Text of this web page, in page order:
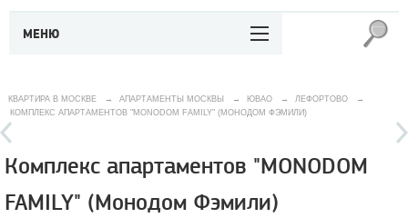
МЕНЮ
КВАРТИРА В МОСКВЕ → АПАРТАМЕНТЫ МОСКВЫ → ЮВАО → ЛЕФОРТОВО
→
КОМПЛЕКС АПАРТАМЕНТОВ "MONODOM FAMILY" (МОНОДОМ ФЭМИЛИ)
Комплекс апартаментов "MONODOM
FAMILY" (Монодом Фэмили)